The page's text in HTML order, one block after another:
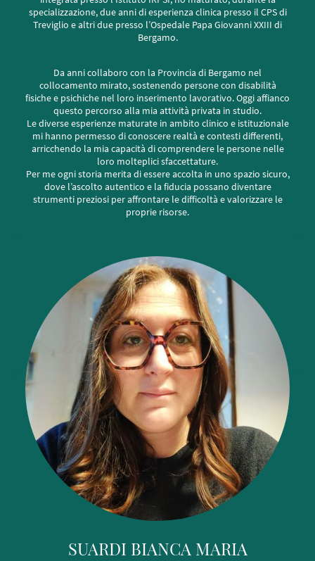
specializzazione, due anni di esperienza clinica presso il CPS di
Treviglio e altri due presso l’Ospedale Papa Giovanni XXIII di
Bergamo.
Da anni collaboro con la Provincia di Bergamo nel
collocamento mirato, sostenendo persone con disabilità
fisiche e psichiche nel loro inserimento lavorativo. Oggi affianco
questo percorso alla mia attività privata in studio.
Le diverse esperienze maturate in ambito clinico e istituzionale
mi hanno permesso di conoscere realtà e contesti differenti,
arricchendo la mia capacità di comprendere le persone nelle
loro molteplici sfaccettature.
Per me ogni storia merita di essere accolta in uno spazio sicuro,
dove l’ascolto autentico e la fiducia possano diventare
strumenti preziosi per affrontare le difficoltà e valorizzare le
proprie risorse.
SUARDI BIANCA MARIA